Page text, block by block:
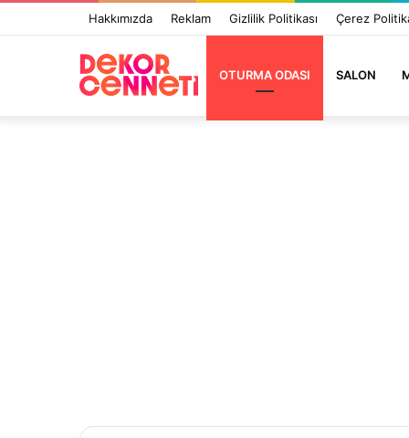
Hakkımızda Reklam Gizlilik Politikası Çerez
OTURMA ODASI SALON